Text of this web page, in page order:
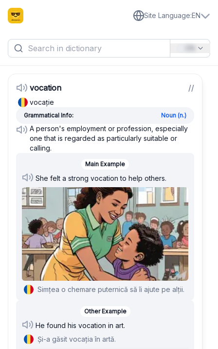
Site Language:EN
vocation //
vocație
Grammatical Info: Noun (n.)
A person's employment or profession, especially
one that is regarded as particularly suitable or
calling.
Main Example
She felt a strong vocation to help others.
Simțea o chemare puternică să îi ajute pe alții.
Other Example
He found his vocation in art.
Și-a găsit vocația în artă.